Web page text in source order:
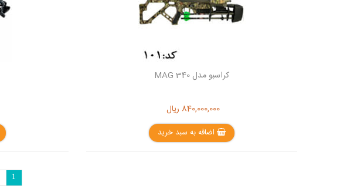
کراسبو مدل MAG 340
840,000,000 ریال
اضافه به سبد خرید
1